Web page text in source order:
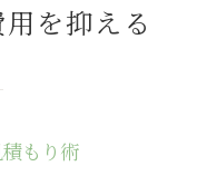
を抑える
もり術